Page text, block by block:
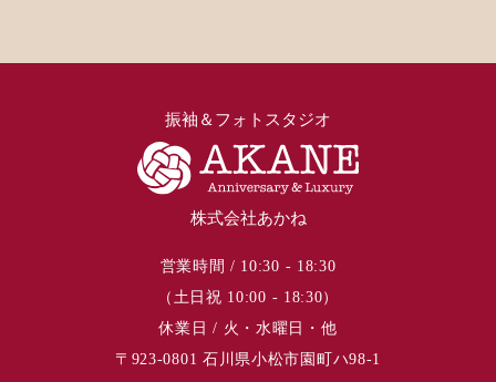
振袖＆フォトスタジオ
株式会社あかね
営業時間 / 10:30 - 18:30
（土日祝 10:00 - 18:30）
休業日 / 火・水曜日・他
〒923-0801 石川県小松市園町ハ98-1